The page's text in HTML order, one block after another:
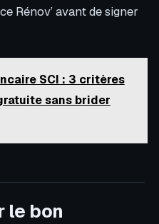
Rénov’ avant de signer
SCI : 3 critères
sans brider
le bon